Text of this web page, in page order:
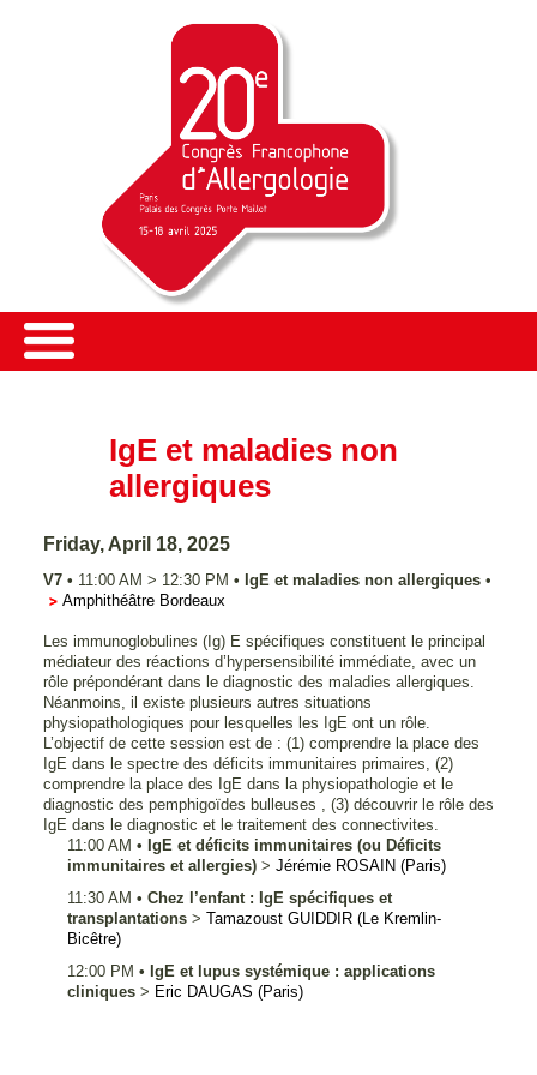
IgE et maladies non
allergiques
Friday, April 18, 2025
V7 • 11:00 AM > 12:30 PM • IgE et maladies non allergiques •
Amphithéâtre Bordeaux
Les immunoglobulines (Ig) E spécifiques constituent le principal
médiateur des réactions d’hypersensibilité immédiate, avec un
rôle prépondérant dans le diagnostic des maladies allergiques.
Néanmoins, il existe plusieurs autres situations
physiopathologiques pour lesquelles les IgE ont un rôle.
L’objectif de cette session est de : (1) comprendre la place des
IgE dans le spectre des déficits immunitaires primaires, (2)
comprendre la place des IgE dans la physiopathologie et le
diagnostic des pemphigoïdes bulleuses , (3) découvrir le rôle des
IgE dans le diagnostic et le traitement des connectivites.
11:00 AM • IgE et déficits immunitaires (ou Déficits
immunitaires et allergies) > Jérémie ROSAIN (Paris)
11:30 AM • Chez l’enfant : IgE spécifiques et
transplantations > Tamazoust GUIDDIR (Le Kremlin-
Bicêtre)
12:00 PM • IgE et lupus systémique : applications
cliniques > Eric DAUGAS (Paris)